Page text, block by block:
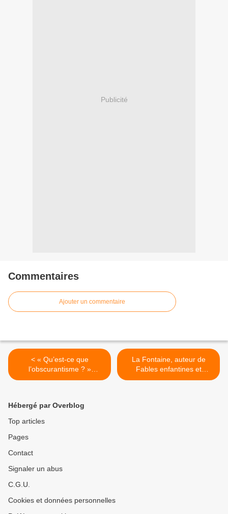
Publicité
Commentaires
Ajouter un commentaire
< « Qu’est-ce que
l’obscurantisme ? »
Emmanuel Kant au regard
La Fontaine, auteur de
Fables enfantines et
politiques. Dissertation. >
Hébergé par Overblog
Top articles
Pages
Contact
Signaler un abus
C.G.U.
Cookies et données personnelles